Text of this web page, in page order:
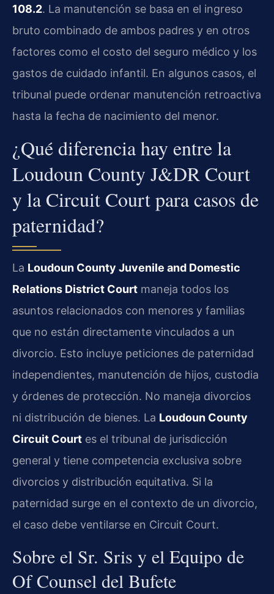
108.2. La manutención se basa en el ingreso
bruto combinado de ambos padres y en otros
factores como el costo del seguro médico y los
gastos de cuidado infantil. En algunos casos, el
tribunal puede ordenar manutención retroactiva
hasta la fecha de nacimiento del menor.
¿Qué diferencia hay entre la
Loudoun County J&DR Court
y la Circuit Court para casos de
paternidad?
La Loudoun County Juvenile and Domestic
Relations District Court maneja todos los
asuntos relacionados con menores y familias
que no están directamente vinculados a un
divorcio. Esto incluye peticiones de paternidad
independientes, manutención de hijos, custodia
y órdenes de protección. No maneja divorcios
ni distribución de bienes. La Loudoun County
Circuit Court es el tribunal de jurisdicción
general y tiene competencia exclusiva sobre
divorcios y distribución equitativa. Si la
paternidad surge en el contexto de un divorcio,
el caso debe ventilarse en Circuit Court.
Sobre el Sr. Sris y el Equipo de
Of Counsel del Bufete